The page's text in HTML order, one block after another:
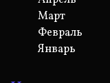
Март
Февраль
Январь